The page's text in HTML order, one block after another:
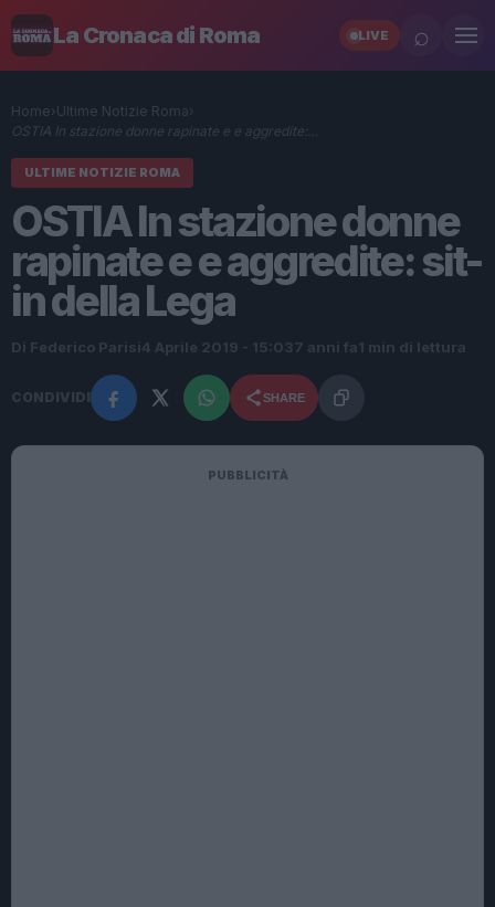
La Cronaca di Roma LIVE ⌕
Home› Ultime Notizie Roma›
OSTIA In stazione donne rapinate e e aggredite:…
ULTIME NOTIZIE ROMA
OSTIA In stazione donne
rapinate e e aggredite: sit-
in della Lega
Di Federico Parisi4 Aprile 2019 - 15:037 anni fa 1 min di lettura
CONDIVIDI SHARE
PUBBLICITÀ